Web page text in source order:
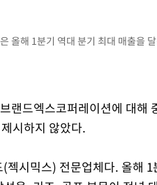
올해 1분기 역대 분기 최대 매출을
랜드엑스코퍼레이션에 대해
시하지 않았다.
시믹스) 전문업체다. 올해